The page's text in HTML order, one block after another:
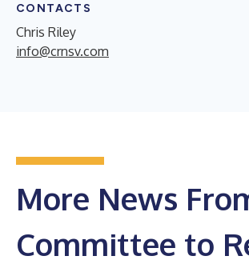
CONTACTS
Chris Riley
info@crnsv.com
More News
Committee to